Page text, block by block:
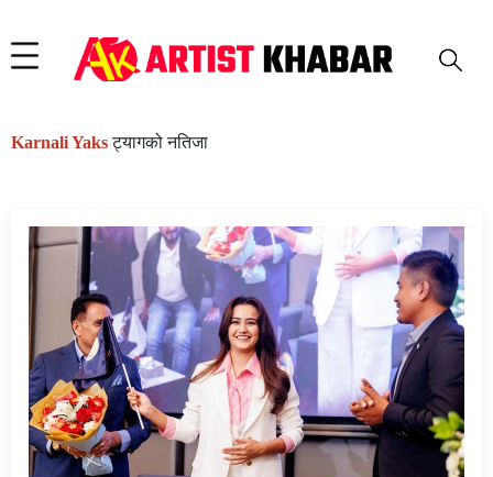
Karnali Yaksट्यागको नतिजा